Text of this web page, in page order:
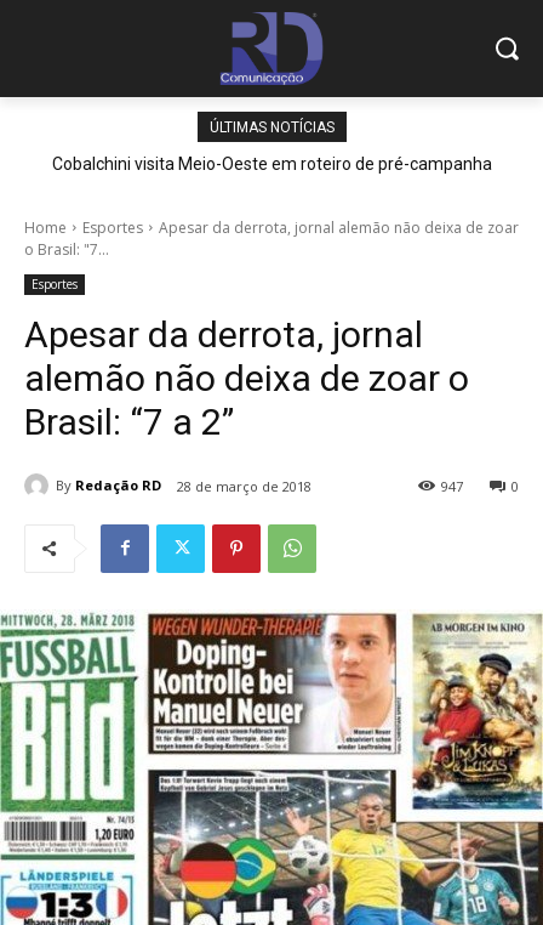
ÚLTIMAS NOTÍCIAS
Cobalchini visita Meio-Oeste em roteiro de pré-campanha
Home Esportes
Apesar da derrota, jornal alemão não deixa de zoar
o Brasil: "7...
Esportes
Apesar da derrota, jornal
alemão não deixa de zoar o
Brasil: “7 a 2”
By Redação RD 28 de março de 2018 0
947